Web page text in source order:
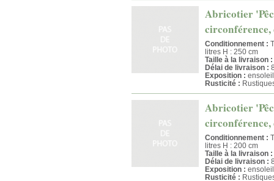
Abricotier
circonférence,
Conditionnement :
litres H : 250 cm
Taille à la livraison :
Délai de livraison :
Exposition :
Rusticité :
Abricotier
circonférence,
Conditionnement :
litres H : 200 cm
Taille à la livraison :
Délai de livraison :
Exposition :
Rusticité :